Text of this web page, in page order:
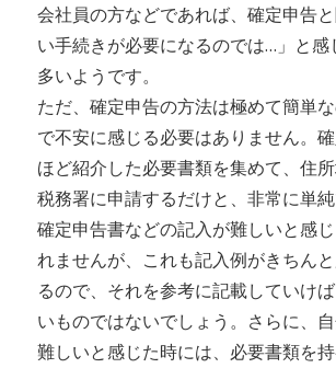
会社員の方などであれば、確定申告
い手続きが必要になるのでは…」と感
多いようです。
ただ、確定申告の方法は極めて簡単
で不安に感じる必要はありません。
ほど紹介した必要書類を集めて、住
税務署に申請するだけと、非常に単純
確定申告書などの記入が難しいと感
れませんが、これも記入例がきちん
るので、それを参考に記載していけ
いものではないでしょう。さらに、
難しいと感じた時には、必要書類を